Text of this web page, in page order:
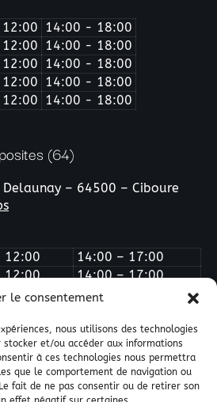
le consentement
nous utilisons des technologies
et/ou accéder aux informations
à ces technologies nous permettra
que le comportement de navigation ou
fait de ne pas consentir ou de retirer son
14:00 - 18:00
14:00 - 18:00
14:00 - 18:00
14:00 - 18:00
14:00 - 18:00
(64)
– 64500 – Ciboure
12:00
14:00 – 17:00
12:00
14:00 – 17:00
Fermé
12:00 14:00 – 16:00